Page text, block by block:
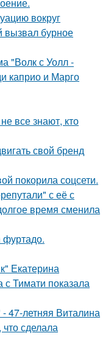
вокруг
вызвал бурное
"Волк с Уолл -
каприо и Марго
все знают, кто
свой бренд
покорила соцсети.
с её с
время сменила
фуртадо.
Екатерина
Тимати показала
47-летняя Виталина
сделала